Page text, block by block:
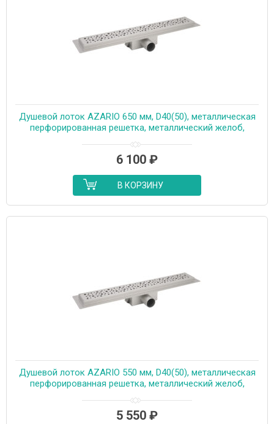
Душевой лоток AZARIO 650 мм, D40(50), металлическая
перфорированная решетка, металлический желоб,
6 100 ₽
В КОРЗИНУ
Душевой лоток AZARIO 550 мм, D40(50), металлическая
перфорированная решетка, металлический желоб,
5 550 ₽